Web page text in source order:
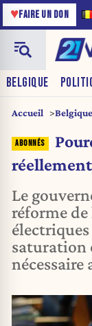
♥FAIRE UN DON
BELGIQUE
Accueil Belgique
Le
réforme de
saturation
nécessaire